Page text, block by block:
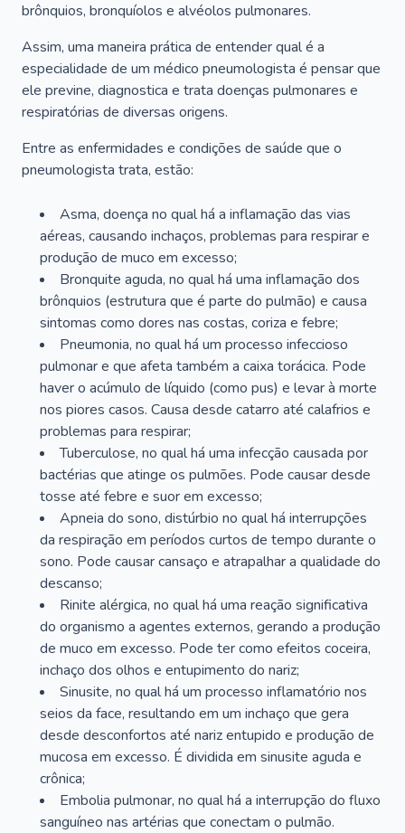
brônquios, bronquíolos e alvéolos pulmonares.
Assim, uma maneira prática de entender qual é a
especialidade de um médico pneumologista é pensar que
ele previne, diagnostica e trata doenças pulmonares e
respiratórias de diversas origens.
Entre as enfermidades e condições de saúde que o
pneumologista trata, estão:
Asma, doença no qual há a inflamação das vias
aéreas, causando inchaços, problemas para respirar e
produção de muco em excesso;
Bronquite aguda, no qual há uma inflamação dos
brônquios (estrutura que é parte do pulmão) e causa
sintomas como dores nas costas, coriza e febre;
Pneumonia, no qual há um processo infeccioso
pulmonar e que afeta também a caixa torácica. Pode
haver o acúmulo de líquido (como pus) e levar à morte
nos piores casos. Causa desde catarro até calafrios e
problemas para respirar;
Tuberculose, no qual há uma infecção causada por
bactérias que atinge os pulmões. Pode causar desde
tosse até febre e suor em excesso;
Apneia do sono, distúrbio no qual há interrupções
da respiração em períodos curtos de tempo durante o
sono. Pode causar cansaço e atrapalhar a qualidade do
descanso;
Rinite alérgica, no qual há uma reação significativa
do organismo a agentes externos, gerando a produção
de muco em excesso. Pode ter como efeitos coceira,
inchaço dos olhos e entupimento do nariz;
Sinusite, no qual há um processo inflamatório nos
seios da face, resultando em um inchaço que gera
desde desconfortos até nariz entupido e produção de
mucosa em excesso. É dividida em sinusite aguda e
crônica;
Embolia pulmonar, no qual há a interrupção do fluxo
sanguíneo nas artérias que conectam o pulmão.